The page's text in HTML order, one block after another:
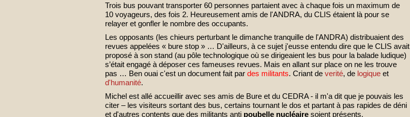
Trois bus pouvant transporter 60 personnes partaient avec à chaque fois un maximum de
10 voyageurs, des fois 2. Heureusement amis de l'ANDRA, du CLIS étaient là pour se
relayer et gonfler le nombre des occupants.
Les opposants (les chieurs perturbant le dimanche tranquille de l'ANDRA) distribuaient des
revues appelées « bure stop » … D'ailleurs, à ce sujet j'eusse entendu dire que le CLIS avait
proposé à son stand (au pôle technologique où se dirigeaient les bus pour la balade ludique)
s’était engagé à déposer ces fameuses revues. Mais en allant sur place on ne les trouve
pas … Ben ouai c'est un document fait par des militants. Criant de verité, de logique et
d'humanité.
Michel est allé accueillir avec ses amis de Bure et du CEDRA - il m'a dit que je pouvais les
citer – les visiteurs sortant des bus, certains tournant le dos et partant à pas rapides de déni
et d'autres contents que des militants anti poubelle nucléaire soient présents.